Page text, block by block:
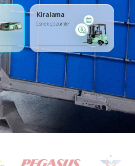
Kiralama
Esnek çözümler